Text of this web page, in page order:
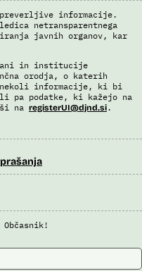
Evidenca potnikov,
rezervacij letalskih
informacijskega sistema,
sistema policije
značaja
informacije.
netransparentnega
javnih organov, kar
in institucije
orodja, o katerih
informacije, ki bi
pa podatke, ki kažejo na
na registerUI@djnd.si.